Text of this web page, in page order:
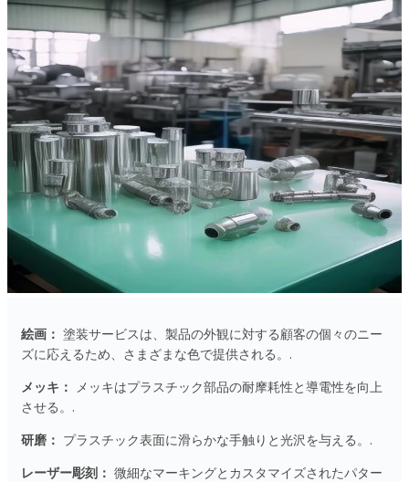
絵画： 塗装サービスは、製品の外観に対する顧客の個々のニー
ズに応えるため、さまざまな色で提供される。.
メッキ： メッキはプラスチック部品の耐摩耗性と導電性を向上
させる。.
研磨： プラスチック表面に滑らかな手触りと光沢を与える。.
レーザー彫刻： 微細なマーキングとカスタマイズされたパター